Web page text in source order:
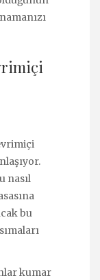
nasıl
bu
kumar